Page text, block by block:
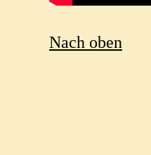
Nach oben